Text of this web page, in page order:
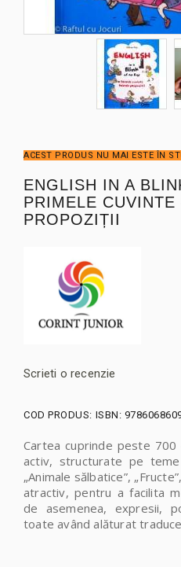
ACEST PRODUS NU MAI ESTE ÎN
ENGLISH IN A
PRIMELE
PROPOZIȚII
Scrieti o recenzie
COD PRODUS: ISBN:
Cartea cuprinde peste 700
activ, structurate pe teme
„Animale sălbatice”,
atractiv, pentru a facilita
de asemenea, expresii,
toate având alăturat